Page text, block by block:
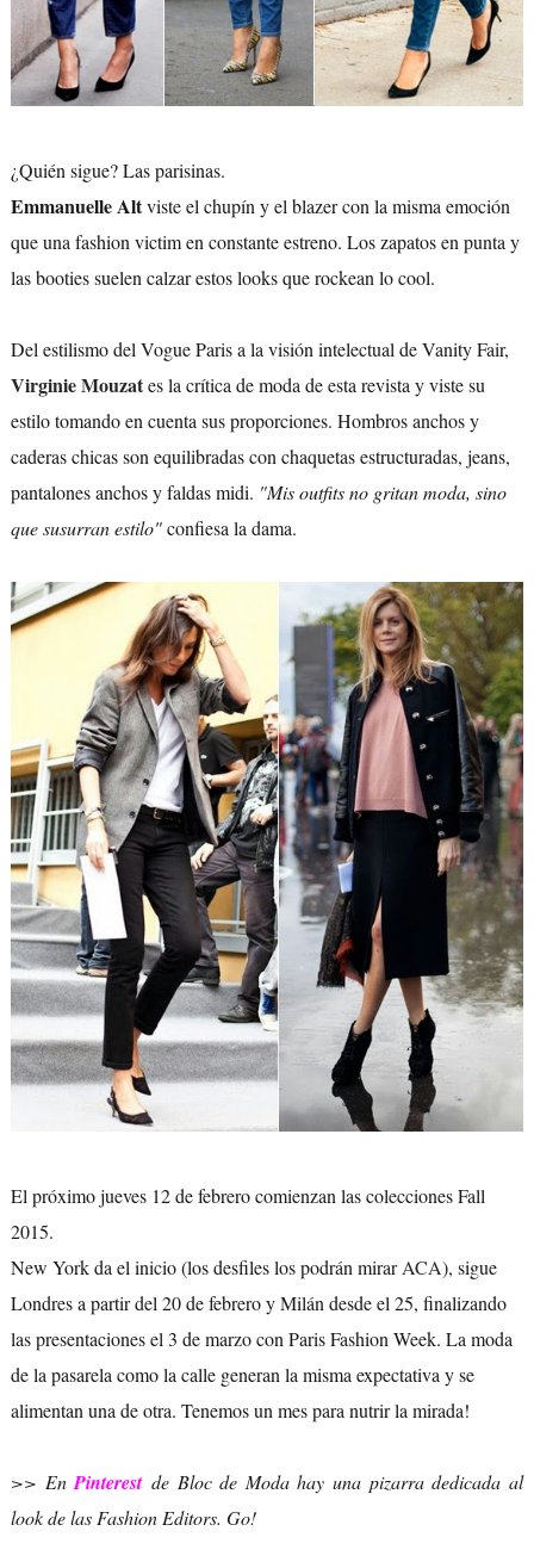
¿Quién sigue? Las parisinas.
Emmanuelle Altviste el chupín y el blazer con la misma emoción
que una fashion victim en constante estreno. Los zapatos en punta y
las booties suelen calzar estos looks que rockean lo cool.
Del estilismo del Vogue Paris a la visión intelectual de Vanity Fair,
Virginie Mouzates la crítica de moda de esta revista y viste su
estilo tomando en cuenta sus proporciones. Hombros anchos y
caderas chicas son equilibradas con chaquetas estructuradas, jeans,
pantalones anchos y faldas midi. "Mis outfits no gritan moda, sino
que susurran estilo"confiesa la dama.
El próximo jueves 12 de febrero comienzan las colecciones Fall
2015.
New York da el inicio (los desfiles los podrán mirarACA), sigue
Londres a partir del 20 de febrero y Milán desde el 25, finalizando
las presentaciones el 3 de marzo con Paris Fashion Week. La moda
de la pasarela como la calle generan la misma expectativa y se
alimentan una de otra. Tenemos un mes para nutrir la mirada!
>> EnPinterestde Bloc de Moda hay una pizarra dedicada al
look de las Fashion Editors. Go!